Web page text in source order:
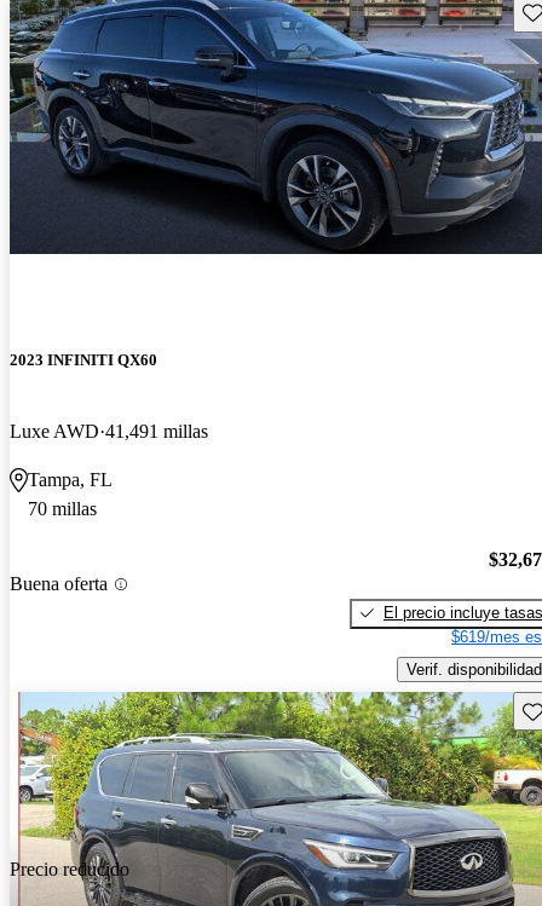
2023 INFINITI QX60
Luxe AWD 41,491 millas
Tampa, FL
70 millas
Buena oferta
El precio incluye tasas
$619/mes
Verif. disponibilidad
Precio reducido